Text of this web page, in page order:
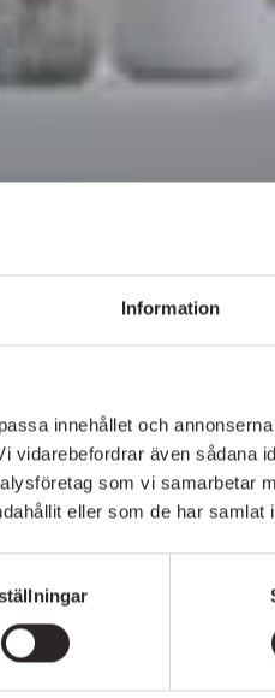
Information
innehållet och
vidarebefordrar även sådana
som vi samarbetar
eller som de har samlat